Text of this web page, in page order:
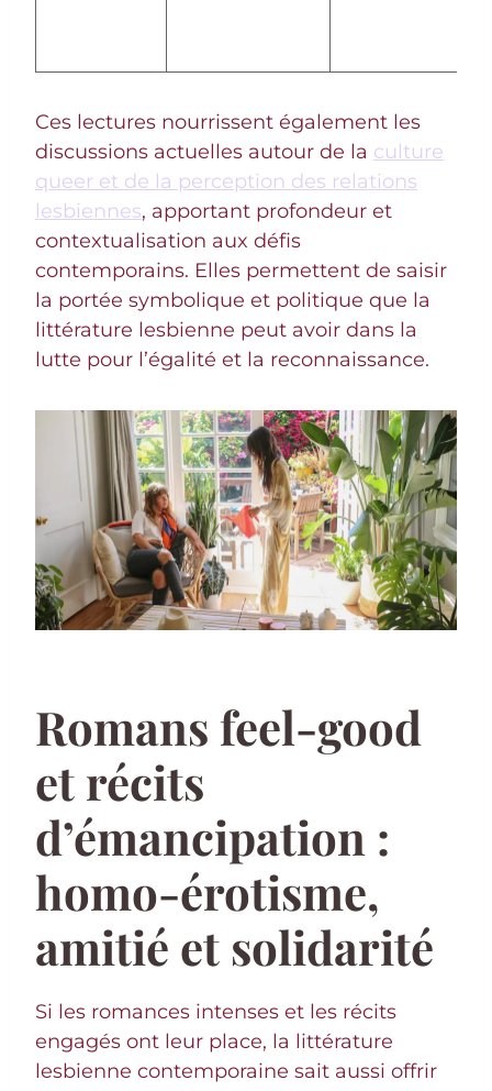
Ces lectures nourrissent également les
discussions actuelles autour de la culture
queer et de la perception des relations
lesbiennes, apportant profondeur et
contextualisation aux défis
contemporains. Elles permettent de saisir
la portée symbolique et politique que la
littérature lesbienne peut avoir dans la
lutte pour l’égalité et la reconnaissance.
Romans feel-good
et récits
d’émancipation :
homo-érotisme,
amitié et solidarité
Si les romances intenses et les récits
engagés ont leur place, la littérature
lesbienne contemporaine sait aussi offrir